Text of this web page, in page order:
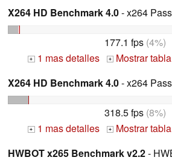
X264 HD Benchmark 4.0- x264
177.1 fps (4%)
+ 1 mas detalles +
Mostrar
X264 HD Benchmark 4.0- x264
318.5 fps (8%)
+ 1 mas detalles +
Mostrar
HWBOT x265 Benchmark v2.2-